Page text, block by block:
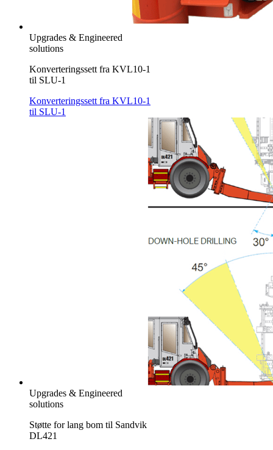
Upgrades & Engineered
solutions
Konverteringssett fra KVL10-1
til SLU-1
Konverteringssett fra KVL10-1
til SLU-1
Upgrades & Engineered
solutions
Støtte for lang bom til Sandvik
DL421